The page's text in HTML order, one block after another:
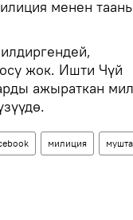
менен
жок. Ишти Чүй
ажыраткан
милиция